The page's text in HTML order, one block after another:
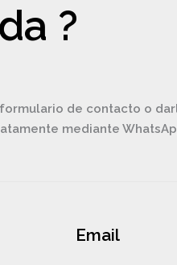
?
de contacto o
mediante
Email